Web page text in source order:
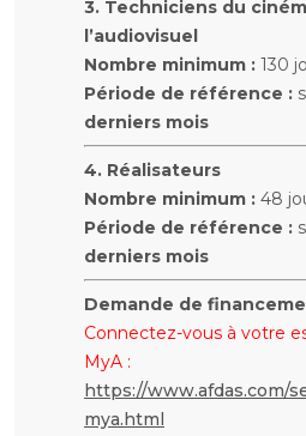
3. Techniciens du
l’audiovisuel
Nombre minimum : 130
Période de référence :
derniers mois
4. Réalisateurs
Nombre minimum : 48
Période de référence :
derniers mois
Demande de
Connectez-vous à votre
MyA :
https://www.afdas.com/
mya.html